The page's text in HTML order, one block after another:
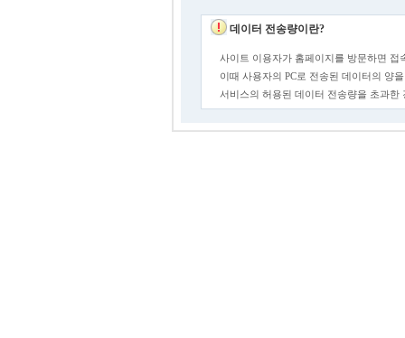
데이터 전송량이란?
사이트 이용자가 홈페이지를 방문하면 접
이때 사용자의 PC로 전송된 데이터의 양
서비스의 허용된 데이터 전송량을 초과